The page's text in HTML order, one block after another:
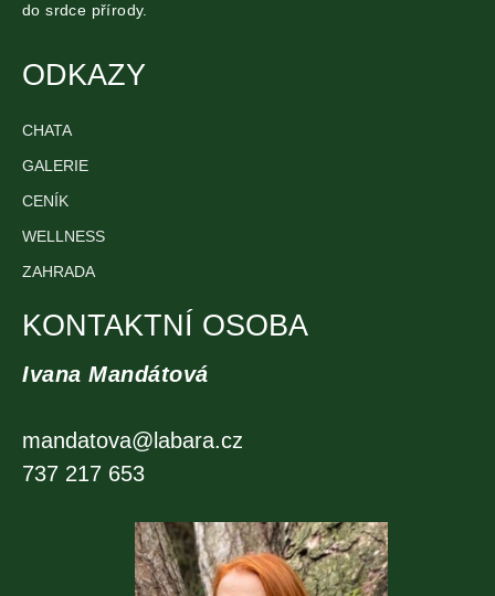
do srdce přírody.
ODKAZY
CHATA
GALERIE
CENÍK
WELLNESS
ZAHRADA
KONTAKTNÍ OSOBA
Ivana Mandátová
mandatova@labara.cz
737 217 653